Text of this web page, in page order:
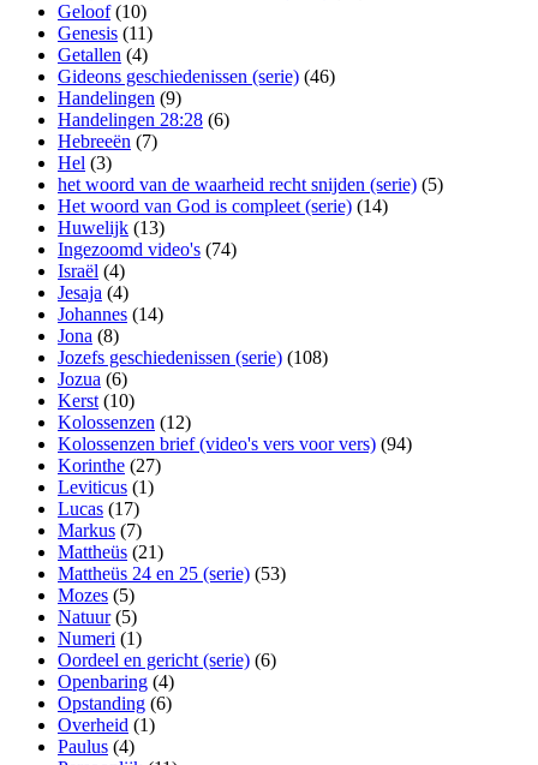
Geloof(10)
Genesis (11)
Getallen (4)
Gideons geschiedenissen (serie) (46)
Handelingen (9)
Handelingen 28:28 (6)
Hebreeën (7)
Hel (3)
het woord van de waarheid recht snijden (serie) (5)
Het woord van God is compleet (serie) (14)
Huwelijk (13)
Ingezoomd video's (74)
Israël (4)
Jesaja (4)
Johannes (14)
Jona (8)
Jozefs geschiedenissen (serie) (108)
Jozua (6)
Kerst (10)
Kolossenzen (12)
Kolossenzen brief (video's vers voor vers) (94)
Korinthe (27)
Leviticus (1)
Lucas (17)
Markus (7)
Mattheüs (21)
Mattheüs 24 en 25 (serie) (53)
Mozes (5)
Natuur(5)
Numeri (1)
Oordeel en gericht (serie) (6)
Openbaring (4)
Opstanding (6)
Overheid (1)
Paulus (4)